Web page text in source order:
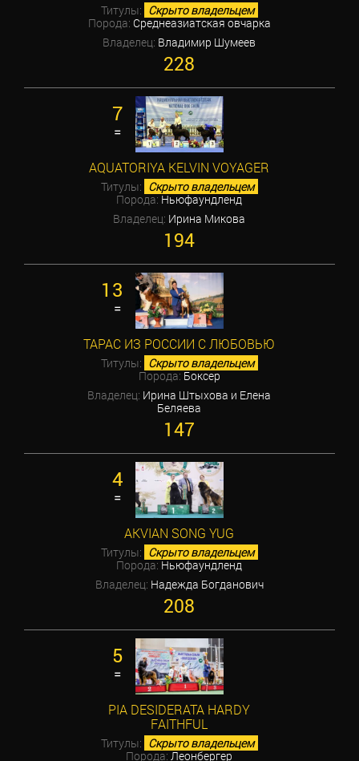
Титулы: Скрыто владельцем
Порода: Среднеазиатская овчарка
Владелец: Владимир Шумеев
228
7
=
AQUATORIYA KELVIN VOYAGER
Титулы: Скрыто владельцем
Порода:Ньюфаундленд
Владелец: Ирина Микова
194
13
=
ТАРАС ИЗ РОССИИ С ЛЮБОВЬЮ
Титулы: Скрыто владельцем
Порода:Боксер
Владелец: Ирина Штыхова и Елена
Беляева
147
4
=
AKVIAN SONG YUG
Титулы: Скрыто владельцем
Порода:Ньюфаундленд
Владелец: Надежда Богданович
208
5
=
PIA DESIDERATA HARDY
FAITHFUL
Титулы: Скрыто владельцем
Порода:Леонбергер